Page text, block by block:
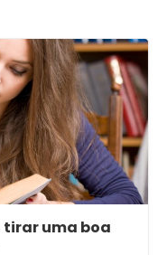
tirar uma boa